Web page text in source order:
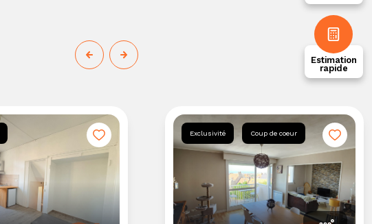
Exclusivité Coup de coeur
Estimation
rapide